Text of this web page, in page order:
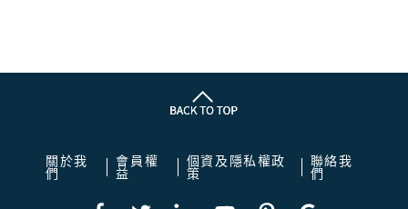
關於我
們
會員權
益
個資及隱私權政
策
聯絡我
們